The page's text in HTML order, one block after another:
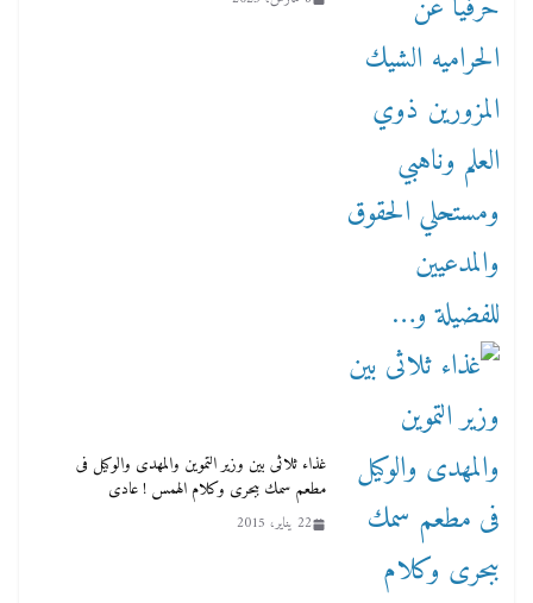
غذاء ثلاثى بين وزير التموين والمهدى والوكيل فى
مطعم سمك ببحرى وكلام الهمس ! عادى
22 يناير، 2015